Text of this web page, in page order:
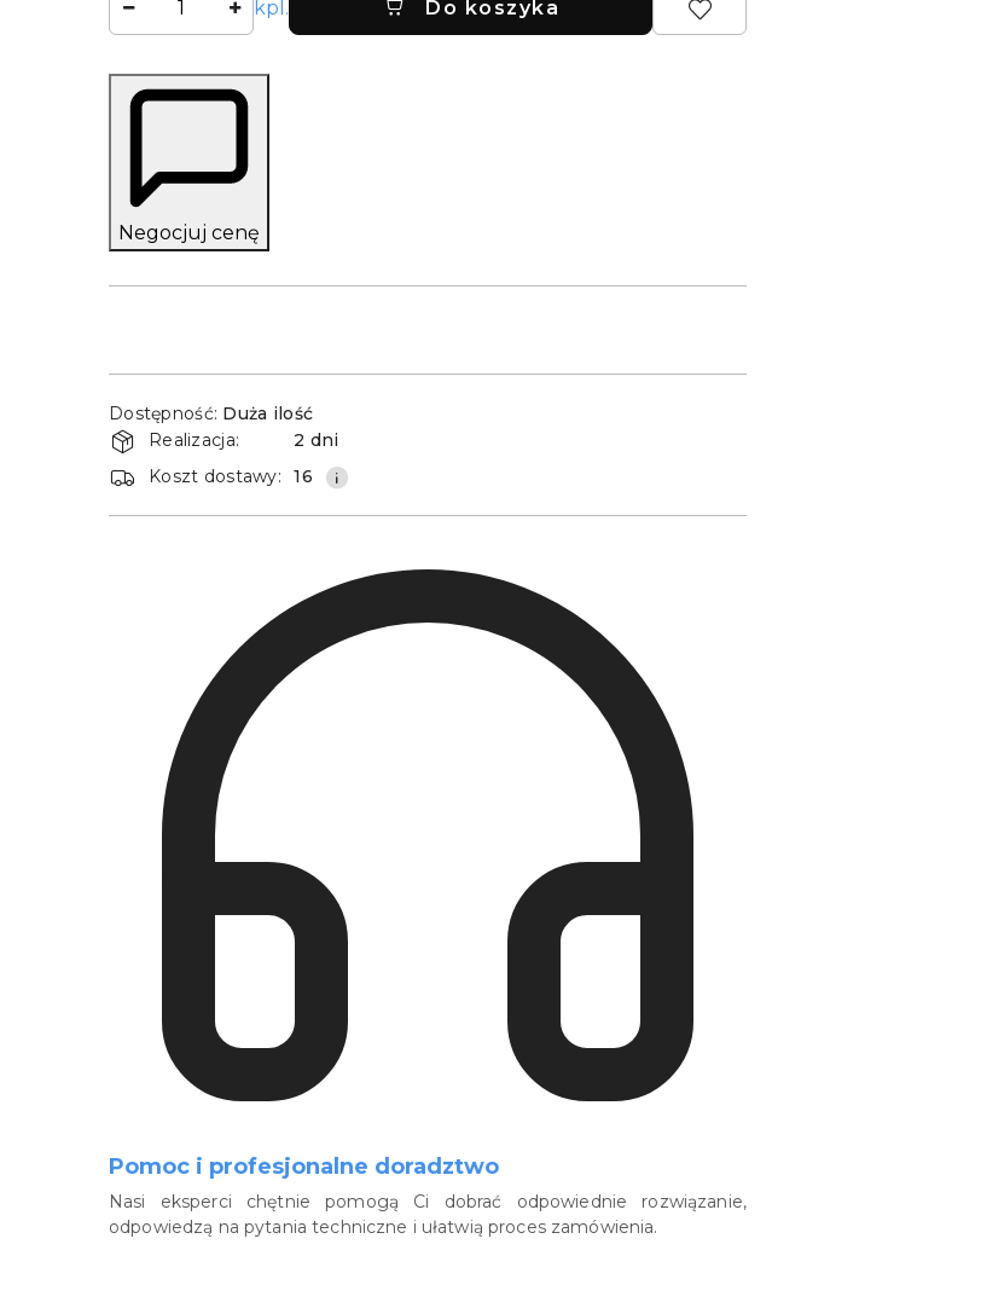
kpl. Do koszyka
Negocjuj cenę
i
dostawa
Dostępność: Duża ilość
Realizacja:
2 dni
Koszt dostawy:
16
Pomoc i profesjonalne doradztwo
Nasi eksperci chętnie pomogą Ci dobrać odpowiednie rozwiązanie,
odpowiedzą na pytania techniczne i ułatwią proces zamówienia.